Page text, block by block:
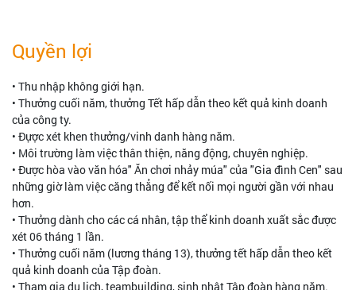
Quyền lợi
• Thu nhập không giới hạn.
• Thưởng cuối năm, thưởng Tết hấp dẫn theo kết quả kinh doanh
của công ty.
• Đựợc xét khen thưởng/vinh danh hàng năm.
• Môi trường làm việc thân thiện, năng động, chuyên nghiệp.
• Được hòa vào văn hóa" Ăn chơi nhảy múa" của "Gia đình Cen" sau
những giờ làm việc căng thẳng để kết nối mọi người gần với nhau
hơn.
• Thưởng dành cho các cá nhân, tập thể kinh doanh xuất sắc được
xét 06 tháng 1 lần.
• Thưởng cuối năm (lương tháng 13), thưởng tết hấp dẫn theo kết
quả kinh doanh của Tập đoàn.
• Tham gia du lịch, teambuilding, sinh nhật Tập đoàn hàng năm.